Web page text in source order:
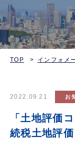
TOP インフォメ
2022.09.21 お
「土地評価
続税土地評